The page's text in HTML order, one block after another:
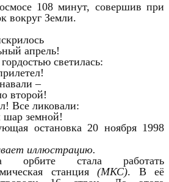
108 минут, совершив при
вокруг Земли.
апрель!
светилась:
–
второй!
Все ликовали:
шар земной!
остановка 20 ноября 1998
иллюстрацию.
орбите стала работать
станция(МКС). В её